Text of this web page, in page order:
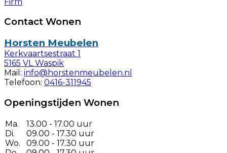
Contact Wonen
Horsten Meubelen
Kerkvaartsestraat 1
5165 VL Waspik
Mail: info@horstenmeubelen.nl
Telefoon: 0416-311945
Openingstijden Wonen
Ma.
Di.
Wo.
13.00 - 17.00 uur
09.00 - 17.30 uur
09.00 - 17.30 uur